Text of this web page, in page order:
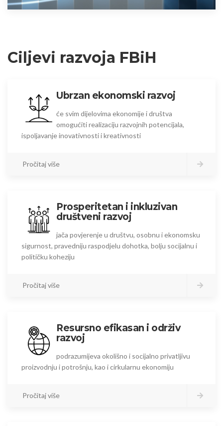
Ciljevi razvoja FBiH
Ubrzan ekonomski razvoj
će svim dijelovima ekonomije i društva
omogućiti realizaciju razvojnih potencijala,
ispoljavanje inovativnosti i kreativnosti
Pročitaj više
Prosperitetan i inkluzivan
društveni razvoj
jača povjerenje u društvu, osobnu i ekonomsku
sigurnost, pravedniju raspodjelu dohotka, bolju socijalnu i
političku koheziju
Pročitaj više
Resursno efikasan i održiv
razvoj
podrazumijeva okolišno i socijalno privatljivu
proizvodnju i potrošnju, kao i cirkularnu ekonomiju
Pročitaj više